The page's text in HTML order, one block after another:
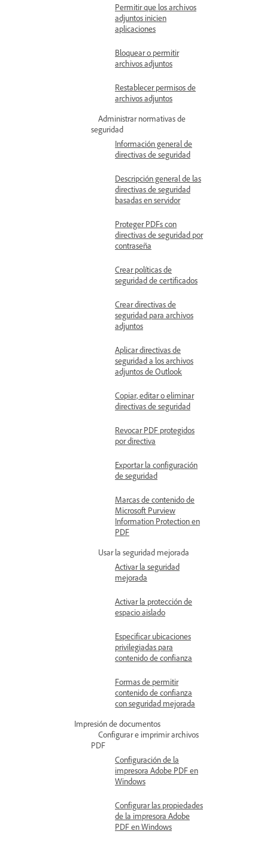
Permitir que los archivos
adjuntos inicien
aplicaciones
Bloquear o permitir
archivos adjuntos
Restablecer permisos de
archivos adjuntos
Administrar normativas de
seguridad
Información general de
directivas de seguridad
Descripción general de las
directivas de seguridad
basadas en servidor
Proteger PDFs con
directivas de seguridad por
contraseña
Crear políticas de
seguridad de certificados
Crear directivas de
seguridad para archivos
adjuntos
Aplicar directivas de
seguridad a los archivos
adjuntos de Outlook
Copiar, editar o eliminar
directivas de seguridad
Revocar PDF protegidos
por directiva
Exportar la configuración
de seguridad
Marcas de contenido de
Microsoft Purview
Information Protection en
PDF
Usar la seguridad mejorada
Activar la seguridad
mejorada
Activar la protección de
espacio aislado
Especificar ubicaciones
privilegiadas para
contenido de confianza
Formas de permitir
contenido de confianza
con seguridad mejorada
Impresión de documentos
Configurar e imprimir archivos
PDF
Configuración de la
impresora Adobe PDF en
Windows
Configurar las propiedades
de la impresora Adobe
PDF en Windows